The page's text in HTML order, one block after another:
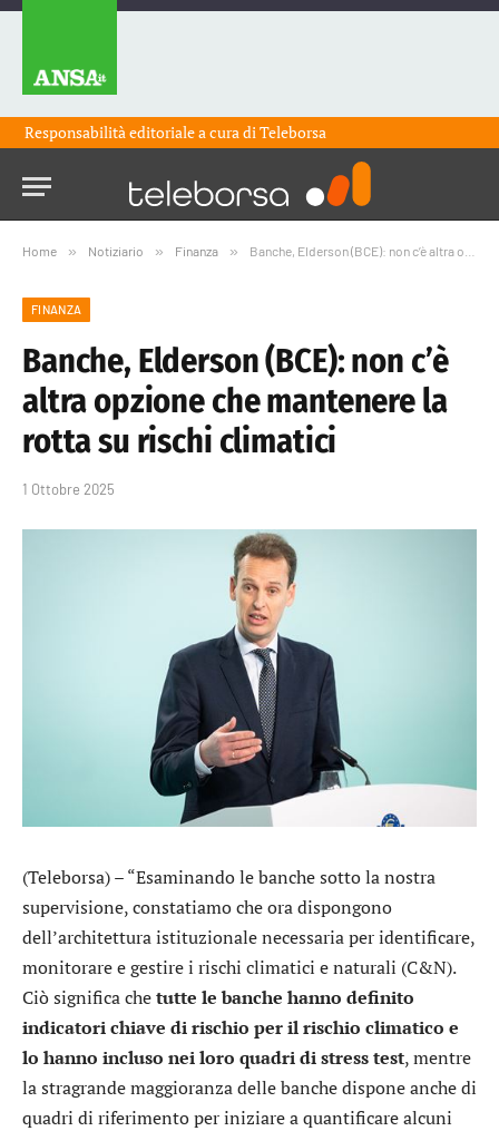
Responsabilità editoriale a cura diTeleborsa
Home » Notiziario » Finanza » Banche, Elderson (BCE): non c’è altra opzione che mantenere la rotta su rischi climatici
FINANZA
Banche, Elderson (BCE): non c’è
altra opzione che mantenere la
rotta su rischi climatici
1 Ottobre 2025
(Teleborsa) – “Esaminando le banche sotto la nostra
supervisione, constatiamo che ora dispongono
dell’architettura istituzionale necessaria per identificare,
monitorare e gestire i rischi climatici e naturali (C&N).
Ciò significa chetutte le banche hanno definito
indicatori chiave di rischio per il rischio climatico e
lo hanno incluso nei loro quadri di stress test, mentre
la stragrande maggioranza delle banche dispone anche di
quadri di riferimento per iniziare a quantificare alcuni